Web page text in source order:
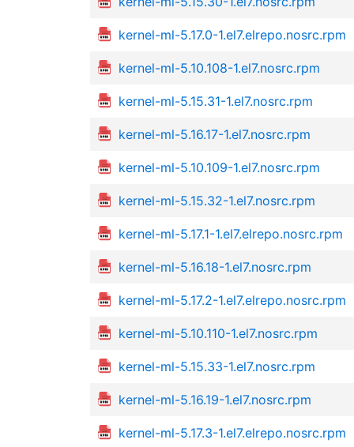
kernel-ml-5.17.0-1.el7.elrepo.nosrc.rpm
kernel-ml-5.10.108-1.el7.nosrc.rpm
kernel-ml-5.15.31-1.el7.nosrc.rpm
kernel-ml-5.16.17-1.el7.nosrc.rpm
kernel-ml-5.10.109-1.el7.nosrc.rpm
kernel-ml-5.15.32-1.el7.nosrc.rpm
kernel-ml-5.17.1-1.el7.elrepo.nosrc.rpm
kernel-ml-5.16.18-1.el7.nosrc.rpm
kernel-ml-5.17.2-1.el7.elrepo.nosrc.rpm
kernel-ml-5.10.110-1.el7.nosrc.rpm
kernel-ml-5.15.33-1.el7.nosrc.rpm
kernel-ml-5.16.19-1.el7.nosrc.rpm
kernel-ml-5.17.3-1.el7.elrepo.nosrc.rpm